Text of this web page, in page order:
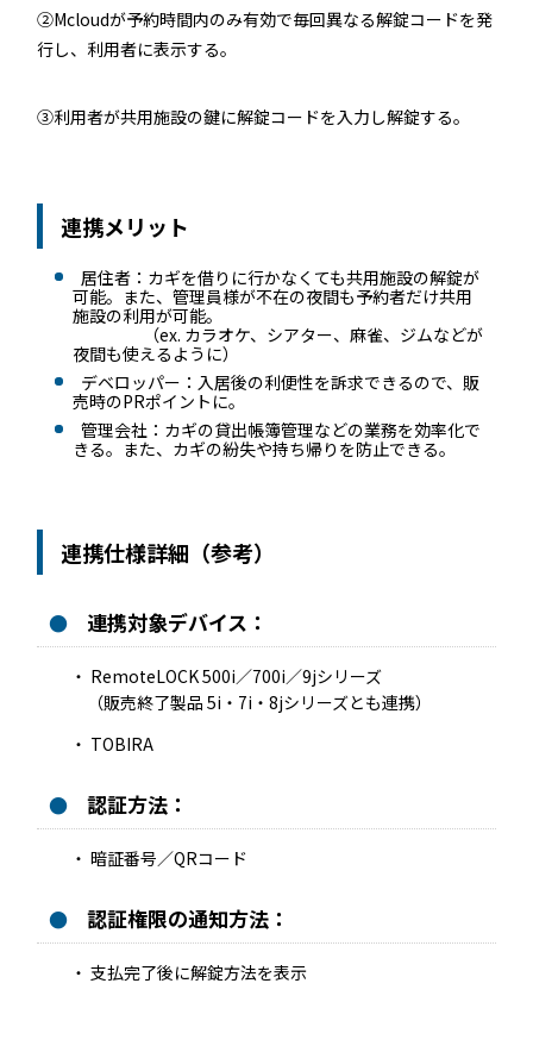
②Mcloudが予約時間内のみ有効で毎回異なる解錠コードを発
行し、利用者に表示する。
③利用者が共用施設の鍵に解錠コードを入力し解錠する。
連携メリット
居住者：カギを借りに行かなくても共用施設の解錠が
可能。また、管理員様が不在の夜間も予約者だけ共用
施設の利用が可能。
（ex. カラオケ、シアター、麻雀、ジムなどが
夜間も使えるように）
デベロッパー：入居後の利便性を訴求できるので、販
売時のPRポイントに。
管理会社：カギの貸出帳簿管理などの業務を効率化で
きる。また、カギの紛失や持ち帰りを防止できる。
連携仕様詳細（参考）
連携対象デバイス：
RemoteLOCK 500i／700i／9jシリーズ
（販売終了製品 5i・7i・8jシリーズとも連携）
TOBIRA
認証方法：
暗証番号／QRコード
認証権限の通知方法：
支払完了後に解錠方法を表示
ホテルや宿泊施設に導入するスマートロックの選び方
とポイントを解説
は？
ホーム
機能
ユニバーサルアクセスキー＆かぎ
パス
他社スマートロックとの連携
システム連携
システム連携トップ
連携システム一覧
製品情報
製品情報トップ
製品ラインナップ
RemoteLOCK 500i
RemoteLOCK 700i
利用事例
利用事例トップ
事例一覧
宿泊施設
導入の流れ
取付工事